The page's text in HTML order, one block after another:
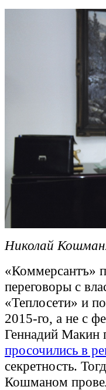
Николай
«Коммерсантъ»
переговоры с
«Теплосети» и
2015-го, а не с
Геннадий Макин
просочились в
секретность.
Кошманом